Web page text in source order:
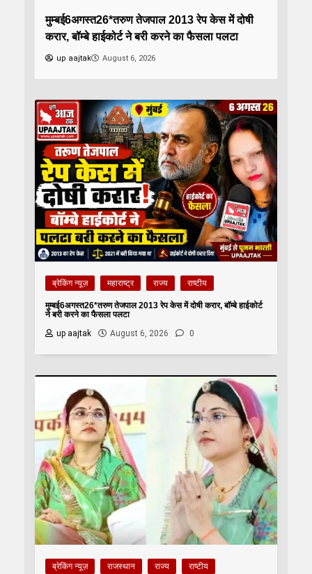
मुम्बई6अगस्त26*तरुण तेजपाल 2013 रेप केस में दोषी
करार, बॉम्बे हाईकोर्ट ने बरी करने का फैसला पलटा
up aajtak August 6, 2026
ब्रेकिंग न्यूज़ महाराष्ट्र राज्य राष्टीय
मुम्बई6अगस्त26*तरुण तेजपाल 2013 रेप केस में दोषी करार, बॉम्बे हाईकोर्ट
ने बरी करने का फैसला पलटा
up aajtak
August 6, 2026 0
ब्रेकिंग न्यूज़ राजस्थान राज्य राष्टीय